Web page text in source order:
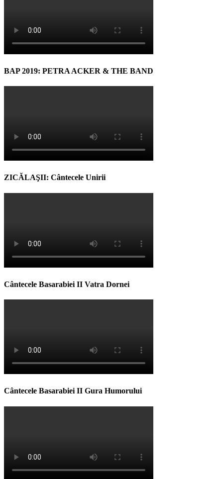
BAP 2019: PETRA ACKER & THE BAND
ZICĂLAŞII: Cântecele Unirii
Cântecele Basarabiei II Vatra Dornei
Cântecele Basarabiei II Gura Humorului